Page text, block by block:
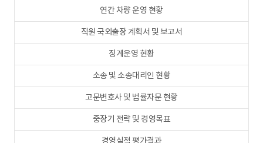
연간 차량 운영 현황
직원 국외출장 계획서 및 보고서
징계운영 현황
소송 및 소송대리인 현황
고문변호사 및 법률자문 현황
중장기 전략 및 경영목표
경영실적 평가결과